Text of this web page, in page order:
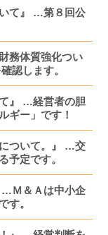
て』 …第８回公
務体質強化つい
認します。
』 …経営者の胆
ギー」です！
ついて。』 …交
予定です。
…Ｍ＆Ａは中小企
す。